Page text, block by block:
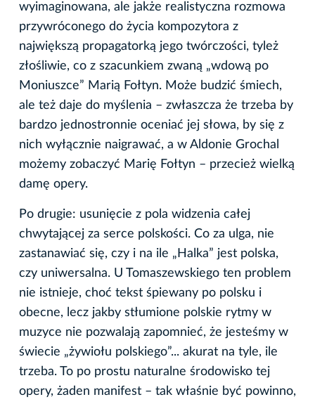
wyimaginowana, ale jakże realistyczna rozmowa
przywróconego do życia kompozytora z
największą propagatorką jego twórczości, tyleż
złośliwie, co z szacunkiem zwaną „wdową po
Moniuszce” Marią Fołtyn. Może budzić śmiech,
ale też daje do myślenia – zwłaszcza że trzeba by
bardzo jednostronnie oceniać jej słowa, by się z
nich wyłącznie naigrawać, a w Aldonie Grochal
możemy zobaczyć Marię Fołtyn – przecież wielką
damę opery.
Po drugie: usunięcie z pola widzenia całej
chwytającej za serce polskości. Co za ulga, nie
zastanawiać się, czy i na ile „Halka” jest polska,
czy uniwersalna. U Tomaszewskiego ten problem
nie istnieje, choć tekst śpiewany po polsku i
obecne, lecz jakby stłumione polskie rytmy w
muzyce nie pozwalają zapomnieć, że jesteśmy w
świecie „żywiołu polskiego”... akurat na tyle, ile
trzeba. To po prostu naturalne środowisko tej
opery, żaden manifest – tak właśnie być powinno,